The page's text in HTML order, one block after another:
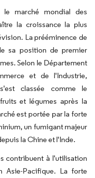
le marché mondial des
la croissance la plus
La prééminence de
sa position de premier
Selon le Département
et de l'Industrie,
classée comme le
et légumes après la
est portée par la forte
un fumigant majeur
la Chine et l'Inde.
contribuent à l'utilisation
Asie-Pacifique. La forte